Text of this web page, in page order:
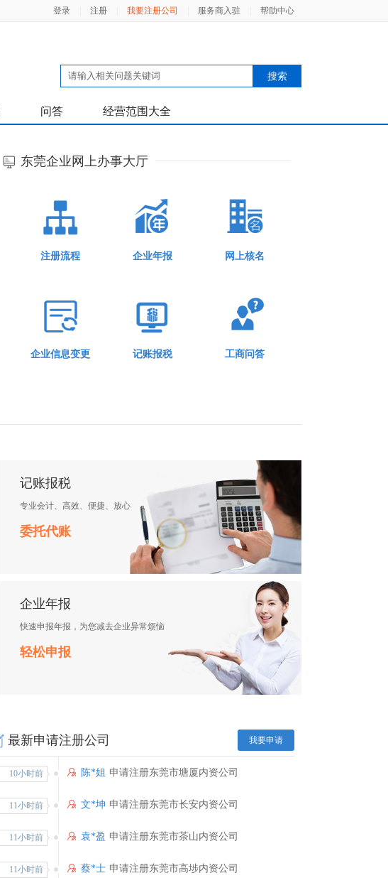
登录 注册 我要注册公司 服务商入驻 帮助中心
问答 经营范围大全
东莞企业网上办事大厅
注册流程 企业年报 网上核名
企业信息变更 记账报税 工商问答
记账报税
专业会计、高效、便捷、放心
委托代账
企业年报
快速申报年报，为您减去企业异常烦恼
轻松申报
我要申请
最新申请注册公司
10小时前 申请注册东莞市寮步内资公司
申请注册东莞市虎门内资公司
10小时前 孙*盛
10小时前 陈*姐 申请注册东莞市塘厦内资公司
11小时前 文*坤 申请注册东莞市长安内资公司
11小时前 袁*盈 申请注册东莞市茶山内资公司
11小时前 蔡*士 申请注册东莞市高埗内资公司